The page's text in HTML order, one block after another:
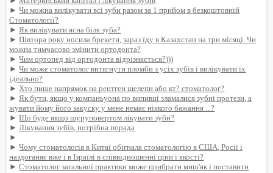
►Чи можна вилікувати всі зуби разом за 1 прийом в безкоштовній
Стоматології?
► Як вилікувати ясна біля зуба?
►Півтора року носила брекети, зараз їду в Казахстан на три місяці. Чи
можна тимчасово змінити ортодонта?
►Чим ортопед від ортодонта відрізняється?)))
►Чи може стоматолог витягнути пломби з усіх зубів і вилікувати їх
ідеально?
► Хто пише напрямок на рентген щелепи або кт? стоматолог?
► Як бути, якщо у компаньyoна по випивці зламалися зубні протези, а
жувати йому його закуску у мене немає ніякого бажання ...?
►Що буде якщо шуруповертом лікувати зуби?
►Лікування зубів, потрібна порада
►
►Чому стоматологія в Китаї обігнала стоматологію в США, Росії і
наздоганяє вже і в Ізраїлі в співвідношенні ціни і якості?
►Стоматолог загальної практики може прибрати миш'як і поставити